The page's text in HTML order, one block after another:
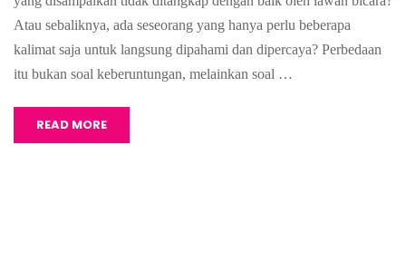
Atau sebaliknya, ada seseorang yang hanya perlu beberapa
kalimat saja untuk langsung dipahami dan dipercaya? Perbedaan
itu bukan soal keberuntungan, melainkan soal …
READ MORE